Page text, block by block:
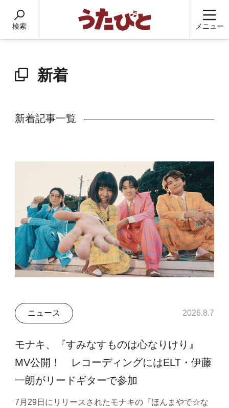
検索 メニュー
新着
新着記事一覧
ニュース 2026.8.7
モナキ、『すみなすものは心なりけり』
MV公開！ レコーディングにはELT・伊藤
一朗がリードギターで参加
7月29日にリリースされたモナキの『ほんまやで☆な